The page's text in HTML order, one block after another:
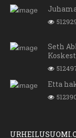
Seth
Etta